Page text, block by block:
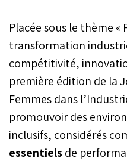
Placée sous le thème «
transformation
compétitivité,
première édition de la
Femmes dans
promouvoir des
inclusifs, considérés
essentiels de